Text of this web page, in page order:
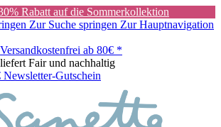
Rabatt auf die Sommerkollektion
Zur Suche springen Zur Hauptnavigation
Versandkostenfrei ab 80€ *
Fair und nachhaltig
Newsletter-Gutschein